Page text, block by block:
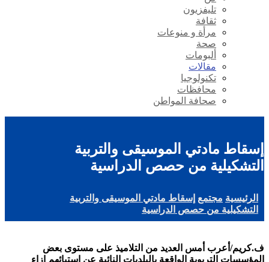
تليفزيون
ثقافة
مرأة و منوعات
صحة
ألبومات
مقالات
تكنولوجيا
محافظات
صحافة المواطن
إسقاط مادتي الموسيقى والتربية
التشكيلية من حصص الدراسية
الرئيسية مجتمع إسقاط مادتي الموسيقى والتربية
التشكيلية من حصص الدراسية
ف.كريم/ أعرب أمس العديد من التلاميذ على مستوى بعض
المؤسسات التربوية الواقعة بالبلديات النائية عن استيائهم إزاء